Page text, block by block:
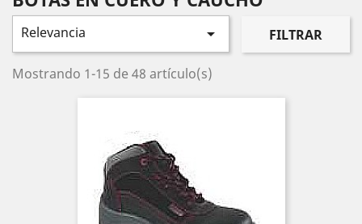
Relevancia  FILTRAR
Mostrando 1-15 de 48 artículo(s)